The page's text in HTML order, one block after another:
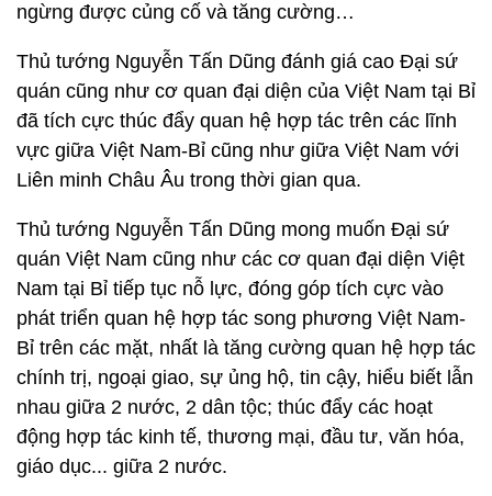
ngừng được củng cố và tăng cường…
Thủ tướng Nguyễn Tấn Dũng đánh giá cao Đại sứ
quán cũng như cơ quan đại diện của Việt Nam tại Bỉ
đã tích cực thúc đẩy quan hệ hợp tác trên các lĩnh
vực giữa Việt Nam-Bỉ cũng như giữa Việt Nam với
Liên minh Châu Âu trong thời gian qua.
Thủ tướng Nguyễn Tấn Dũng mong muốn Đại sứ
quán Việt Nam cũng như các cơ quan đại diện Việt
Nam tại Bỉ tiếp tục nỗ lực, đóng góp tích cực vào
phát triển quan hệ hợp tác song phương Việt Nam-
Bỉ trên các mặt, nhất là tăng cường quan hệ hợp tác
chính trị, ngoại giao, sự ủng hộ, tin cậy, hiểu biết lẫn
nhau giữa 2 nước, 2 dân tộc; thúc đẩy các hoạt
động hợp tác kinh tế, thương mại, đầu tư, văn hóa,
giáo dục... giữa 2 nước.